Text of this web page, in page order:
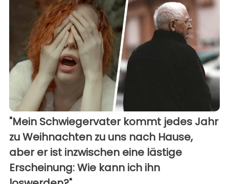
"Mein Schwiegervater kommt jedes Jahr
zu Weihnachten zu uns nach Hause,
aber er ist inzwischen eine lästige
Erscheinung: Wie kann ich ihn